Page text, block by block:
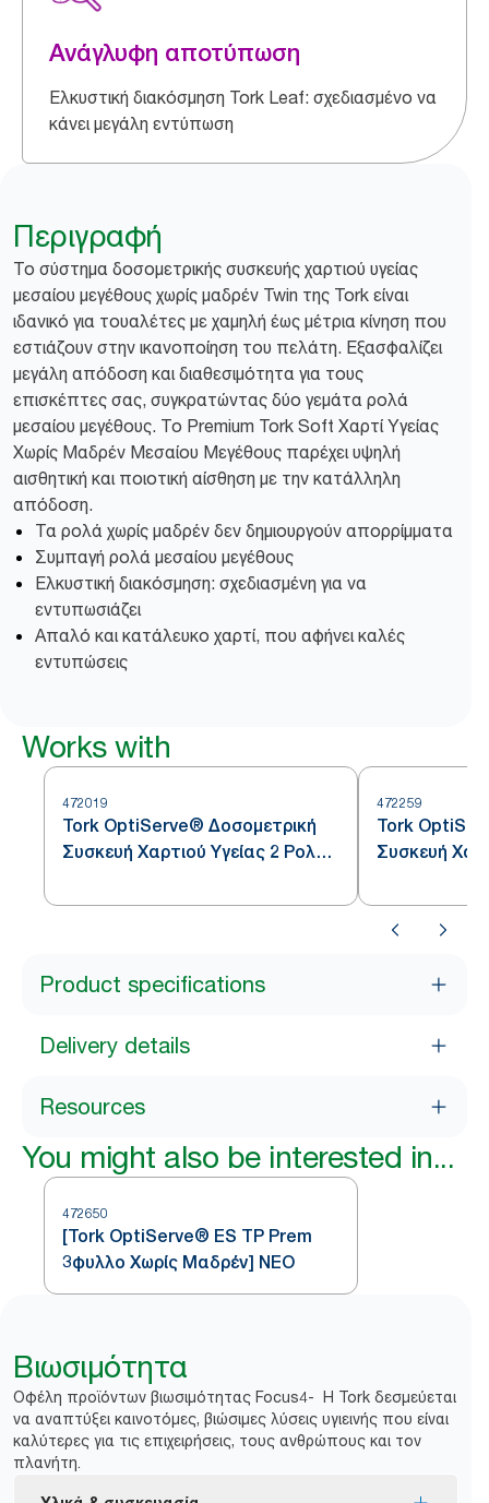
Ανάγλυφη αποτύπωση
Ελκυστική διακόσμηση Tork Leaf: σχεδιασμένο να
κάνει μεγάλη εντύπωση
Περιγραφή
Το σύστημα δοσομετρικής συσκευής χαρτιού υγείας
μεσαίου μεγέθους χωρίς μαδρέν Twin της Tork είναι
ιδανικό για τουαλέτες με χαμηλή έως μέτρια κίνηση που
εστιάζουν στην ικανοποίηση του πελάτη. Εξασφαλίζει
μεγάλη απόδοση και διαθεσιμότητα για τους
επισκέπτες σας, συγκρατώντας δύο γεμάτα ρολά
μεσαίου μεγέθους. Το Premium Tork Soft Χαρτί Υγείας
Χωρίς Μαδρέν Μεσαίου Μεγέθους παρέχει υψηλή
αισθητική και ποιοτική αίσθηση με την κατάλληλη
απόδοση.
Τα ρολά χωρίς μαδρέν δεν δημιουργούν απορρίμματα
Συμπαγή ρολά μεσαίου μεγέθους
Ελκυστική διακόσμηση: σχεδιασμένη για να
εντυπωσιάζει
Απαλό και κατάλευκο χαρτί, που αφήνει καλές
εντυπώσεις
Works with
472019
Tork OptiServe® Δοσομετρική
Συσκευή Χαρτιού Υγείας 2 Ρολών
472259
Tork
Συσκευή
Product specifications
Delivery details
Resources
You might also be interested in...
472650
[Tork OptiServe® ES TP Prem
3φυλλο Χωρίς Μαδρέν] ΝΕΟ
Βιωσιμότητα
Οφέλη προϊόντων βιωσιμότητας Focus4- Η Tork δεσμεύεται
να αναπτύξει καινοτόμες, βιώσιμες λύσεις υγιεινής που είναι
καλύτερες για τις επιχειρήσεις, τους ανθρώπους και τον
πλανήτη.